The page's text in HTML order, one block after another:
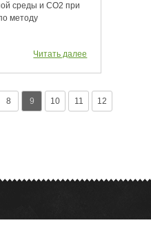
среды и СО2 при
методу
Читать далее
8 9 10 11 12